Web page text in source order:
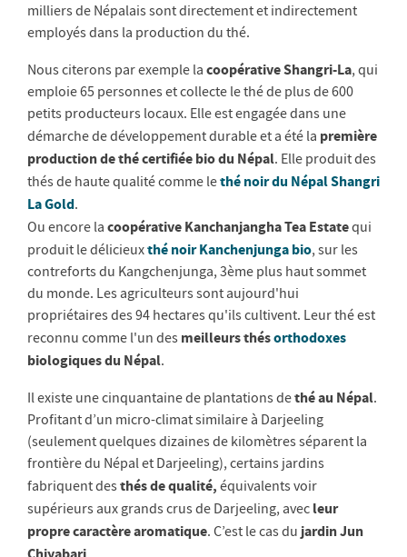
milliers de Népalais sont directement et indirectement
employés dans la production du thé.
Nous citerons par exemple la coopérative Shangri-La, qui
emploie 65 personnes et collecte le thé de plus de 600
petits producteurs locaux. Elle est engagée dans une
démarche de développement durable et a été la première
production de thé certifiée bio du Népal. Elle produit des
thés de haute qualité comme lethé noir du Népal Shangri
La Gold.
Ou encore la coopérative Kanchanjangha Tea Estatequi
produit le délicieuxthé noir Kanchenjunga bio, sur les
contreforts du Kangchenjunga, 3ème plus haut sommet
du monde. Les agriculteurs sont aujourd'hui
propriétaires des 94 hectares qu'ils cultivent. Leur thé est
reconnu comme l'un des meilleurs thésorthodoxes
biologiques du Népal.
Il existe une cinquantaine de plantations dethé au Népal.
Profitant d’un micro-climat similaire à Darjeeling
(seulement quelques dizaines de kilomètres séparent la
frontière du Népal et Darjeeling), certains jardins
fabriquent desthés de qualité, équivalents voir
supérieurs aux grands crus de Darjeeling, avec leur
propre caractère aromatique. C’est le cas du jardin Jun